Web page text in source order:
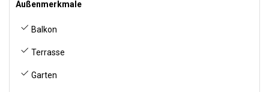
Außenmerkmale
Balkon
Terrasse
Garten